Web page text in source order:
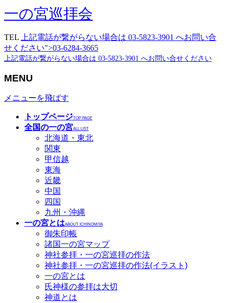
一の宮巡拝会
TEL
上記電話が繋がらない場合は 03-5823-3901 へお問い合
せください">03-6284-3665
上記電話が繋がらない場合は 03-5823-3901 へお問い合せください
MENU
メニューを飛ばす
トップページTOP PAGE
全国の一の宮ALL LIST
北海道・東北
関東
甲信越
東海
近畿
中国
四国
九州・沖縄
一の宮とはABOUT ICHINOMIYA
御朱印帳
諸国一の宮マップ
神社参拝・一の宮巡拝の作法
神社参拝・一の宮巡拝の作法(イラスト)
一の宮とは
氏神様の参拝は大切
神道とは